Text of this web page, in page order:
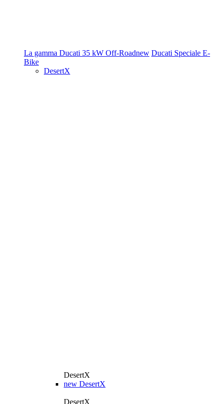
La gamma Ducati 35 kW Off-Roadnew Ducati Speciale E-
Bike
DesertX
DesertX
new DesertX
DesertX